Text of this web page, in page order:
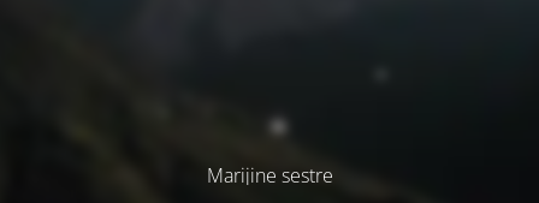
Marijine sestre